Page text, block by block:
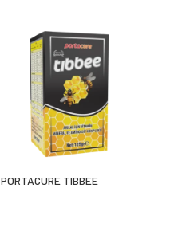
PORTACURE TIBBEE